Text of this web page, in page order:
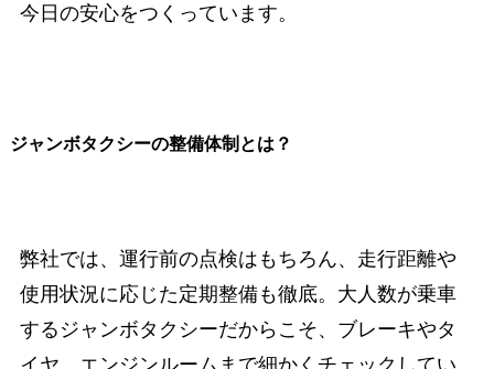
今日の安心をつくっています。
ジャンボタクシーの整備体制とは？
弊社では、運行前の点検はもちろん、走行距離や
使用状況に応じた定期整備も徹底。大人数が乗車
するジャンボタクシーだからこそ、ブレーキやタ
イヤ、エンジンルームまで細かくチェックしてい